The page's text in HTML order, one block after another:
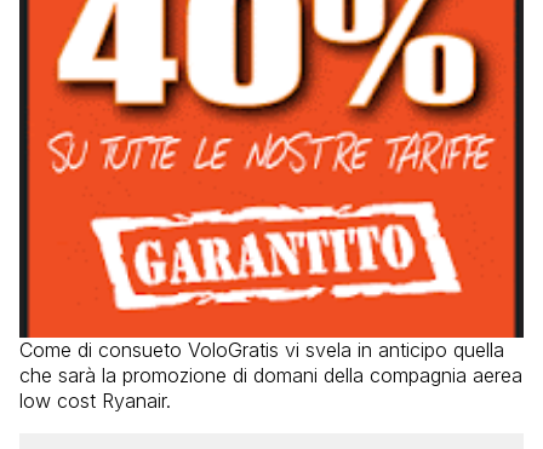
Come di consueto VoloGratis vi svela in anticipo quella
che sarà la promozione di domani della compagnia aerea
low cost Ryanair.